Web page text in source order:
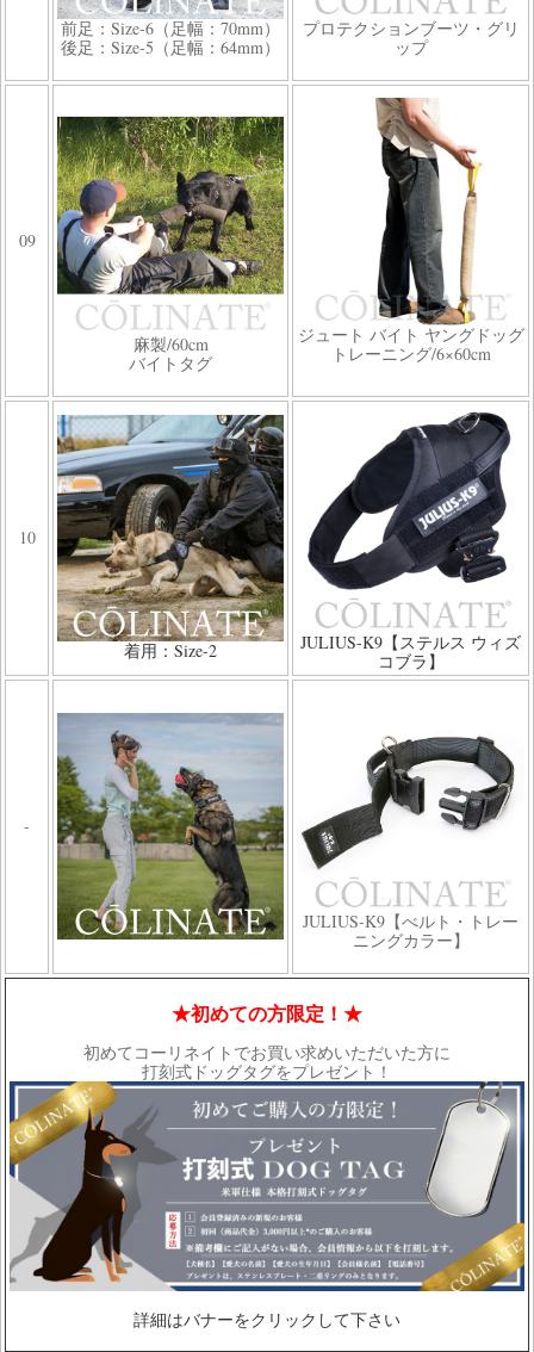
前足：Size-6（足幅：70mm）
後足：Size-5（足幅：64mm）
プロテクションブーツ・グリ
ップ
09
麻製/60cm
バイトタグ
ジュート バイト ヤングドッグ
トレーニング/6×60cm
10
着用：Size-2
JULIUS-K9【ステルス ウィズ
コブラ】
-
JULIUS-K9【べルト・トレー
ニングカラー】
★初めての方限定！★
初めてコーリネイトでお買い求めいただいた方に
打刻式ドッグタグをプレゼント！
詳細はバナーをクリックして下さい